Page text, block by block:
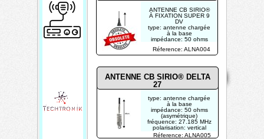
Copyright 2026
Mis à jour le
08/08/2026
Créé par
TECHTRONIK
Contact
Home
type: antenne chargée
à la base
impédance: 50 ohms
(asymétrique)
fréquence: 27.185 MHz
polarisation: vertical
Réference: ALNA005
ANTENNE CB SIRIO® DELTA
27
Réference: ALNA004
ANTENNE CB SIRIO®
À FIXATION SUPER 9
DV
type: antenne chargée
à la base
impédance: 50 ohms
plage de fréquence: 27
~ 28.5 MHz
d